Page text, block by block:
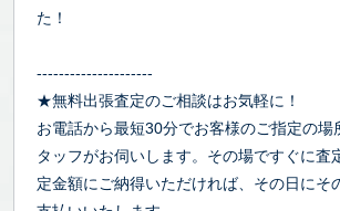
た！
---------------------
★無料出張査定のご相談はお気軽に！
お電話から最短30分でお客様のご指定の場
タッフがお伺いします。その場ですぐに査
定金額にご納得いただければ、その日にそ